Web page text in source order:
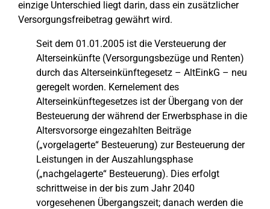
einzige Unterschied liegt darin, dass ein zusätzlicher
Versorgungsfreibetrag gewährt wird.
Seit dem 01.01.2005 ist die Versteuerung der
Alterseinkünfte (Versorgungsbezüge und Renten)
durch das Alterseinkünftegesetz – AltEinkG – neu
geregelt worden. Kernelement des
Alterseinkünftegesetzes ist der Übergang von der
Besteuerung der während der Erwerbsphase in die
Altersvorsorge eingezahlten Beiträge
(„vorgelagerte“ Besteuerung) zur Besteuerung der
Leistungen in der Auszahlungsphase
(„nachgelagerte“ Besteuerung). Dies erfolgt
schrittweise in der bis zum Jahr 2040
vorgesehenen Übergangszeit; danach werden die